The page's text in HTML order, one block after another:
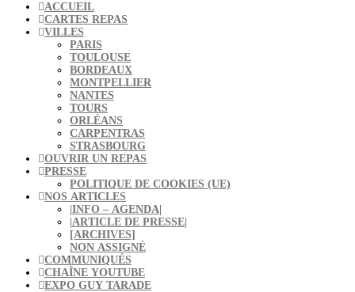
ACCUEIL
CARTES REPAS
VILLES
PARIS
TOULOUSE
BORDEAUX
MONTPELLIER
NANTES
TOURS
ORLÉANS
CARPENTRAS
STRASBOURG
OUVRIR UN REPAS
PRESSE
POLITIQUE DE COOKIES (UE)
NOS ARTICLES
|INFO – AGENDA|
|ARTICLE DE PRESSE|
[ARCHIVES]
NON ASSIGNÉ
COMMUNIQUÉS
CHAÎNE YOUTUBE
EXPO GUY TARADE